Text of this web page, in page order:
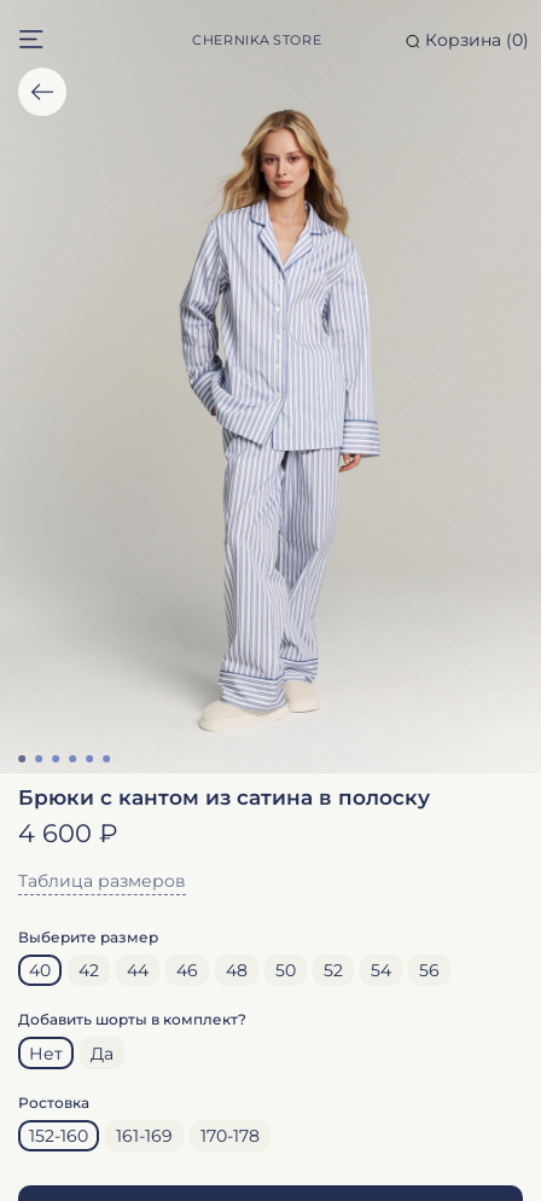
CHERNIKA STORE Корзина (0)
Брюки с кантом из сатина в полоску
4 600 ₽
Таблица размеров
Выберите размер
40 42 44 46 48 50 52 54 56
Добавить шорты в комплект?
Нет Да
Ростовка
152-160 161-169 170-178